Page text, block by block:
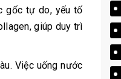
gốc tự do, yếu tố
giúp duy trì
Việc uống nước